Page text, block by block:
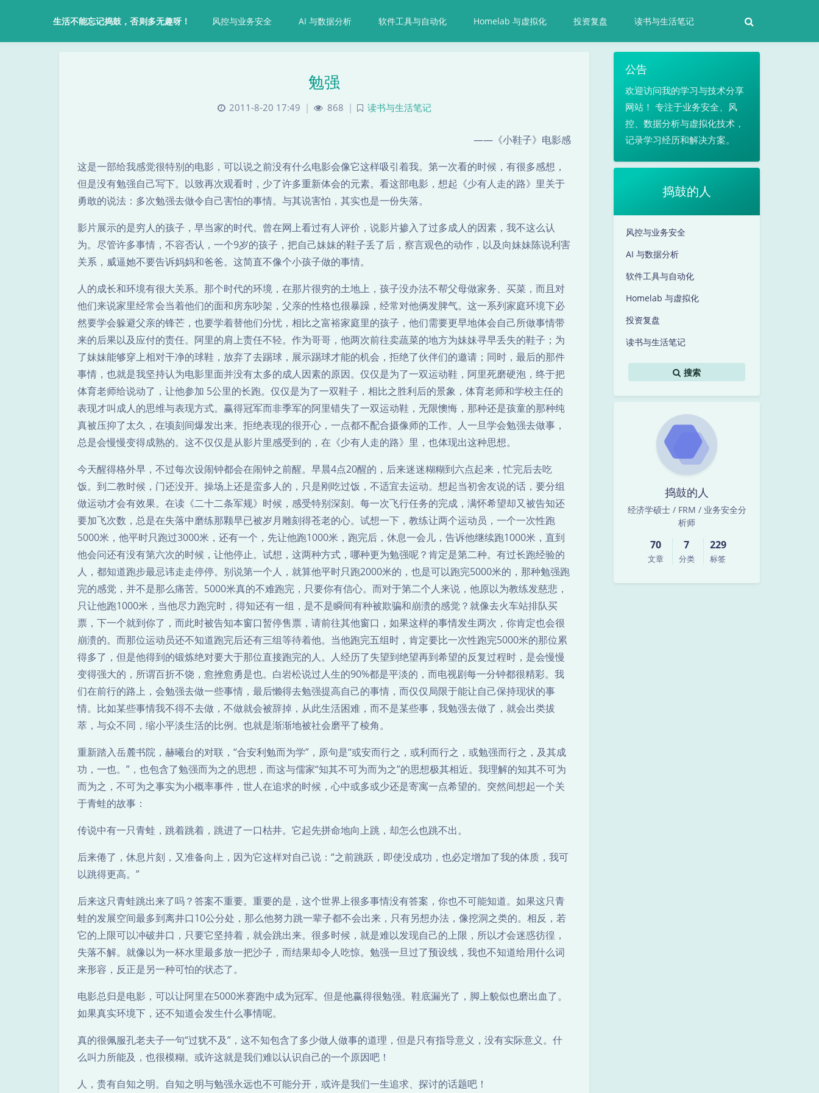
生活不能忘记捣鼓，否则多无趣呀！ 风控与业务安全 AI 与数据分析 软件工具与自动化 Homelab 与虚拟化 投资复盘 读书与生活笔记
公告
欢迎访问我的学习与技术分享
网站！ 专注于业务安全、风
控、数据分析与虚拟化技术，
记录学习经历和解决方案。
捣鼓的人
风控与业务安全
AI 与数据分析
软件工具与自动化
Homelab 与虚拟化
投资复盘
读书与生活笔记
搜索
捣鼓的人
经济学硕士 / FRM / 业务安全分
析师
70
文章
7
分类
229
标签
勉强
2011-8-20 17:49 | 868 | 读书与生活笔记
——《小鞋子》电影感
这是一部给我感觉很特别的电影，可以说之前没有什么电影会像它这样吸引着我。第一次看的时候，有很多感想，
但是没有勉强自己写下。以致再次观看时，少了许多重新体会的元素。看这部电影，想起《少有人走的路》里关于
勇敢的说法：多次勉强去做令自己害怕的事情。与其说害怕，其实也是一份失落。
影片展示的是穷人的孩子，早当家的时代。曾在网上看过有人评价，说影片掺入了过多成人的因素，我不这么认
为。尽管许多事情，不容否认，一个9岁的孩子，把自己妹妹的鞋子丢了后，察言观色的动作，以及向妹妹陈说利害
关系，威逼她不要告诉妈妈和爸爸。这简直不像个小孩子做的事情。
人的成长和环境有很大关系。那个时代的环境，在那片很穷的土地上，孩子没办法不帮父母做家务、买菜，而且对
他们来说家里经常会当着他们的面和房东吵架，父亲的性格也很暴躁，经常对他俩发脾气。这一系列家庭环境下必
然要学会躲避父亲的锋芒，也要学着替他们分忧，相比之富裕家庭里的孩子，他们需要更早地体会自己所做事情带
来的后果以及应付的责任。阿里的肩上责任不轻。作为哥哥，他两次前往卖蔬菜的地方为妹妹寻早丢失的鞋子；为
了妹妹能够穿上相对干净的球鞋，放弃了去踢球，展示踢球才能的机会，拒绝了伙伴们的邀请；同时，最后的那件
事情，也就是我坚持认为电影里面并没有太多的成人因素的原因。仅仅是为了一双运动鞋，阿里死磨硬泡，终于把
体育老师给说动了，让他参加 5公里的长跑。仅仅是为了一双鞋子，相比之胜利后的景象，体育老师和学校主任的
表现才叫成人的思维与表现方式。赢得冠军而非季军的阿里错失了一双运动鞋，无限懊悔，那种还是孩童的那种纯
真被压抑了太久，在顷刻间爆发出来。拒绝表现的很开心，一点都不配合摄像师的工作。人一旦学会勉强去做事，
总是会慢慢变得成熟的。这不仅仅是从影片里感受到的，在《少有人走的路》里，也体现出这种思想。
今天醒得格外早，不过每次设闹钟都会在闹钟之前醒。早晨4点20醒的，后来迷迷糊糊到六点起来，忙完后去吃
饭。到二教时候，门还没开。操场上还是蛮多人的，只是刚吃过饭，不适宜去运动。想起当初舍友说的话，要分组
做运动才会有效果。在读《二十二条军规》时候，感受特别深刻。每一次飞行任务的完成，满怀希望却又被告知还
要加飞次数，总是在失落中磨练那颗早已被岁月雕刻得苍老的心。试想一下，教练让两个运动员，一个一次性跑
5000米，他平时只跑过3000米，还有一个，先让他跑1000米，跑完后，休息一会儿，告诉他继续跑1000米，直到
他会问还有没有第六次的时候，让他停止。试想，这两种方式，哪种更为勉强呢？肯定是第二种。有过长跑经验的
人，都知道跑步最忌讳走走停停。别说第一个人，就算他平时只跑2000米的，也是可以跑完5000米的，那种勉强跑
完的感觉，并不是那么痛苦。5000米真的不难跑完，只要你有信心。而对于第二个人来说，他原以为教练发慈悲，
只让他跑1000米，当他尽力跑完时，得知还有一组，是不是瞬间有种被欺骗和崩溃的感觉？就像去火车站排队买
票，下一个就到你了，而此时被告知本窗口暂停售票，请前往其他窗口，如果这样的事情发生两次，你肯定也会很
崩溃的。而那位运动员还不知道跑完后还有三组等待着他。当他跑完五组时，肯定要比一次性跑完5000米的那位累
得多了，但是他得到的锻炼绝对要大于那位直接跑完的人。人经历了失望到绝望再到希望的反复过程时，是会慢慢
变得强大的，所谓百折不饶，愈挫愈勇是也。白岩松说过人生的90%都是平淡的，而电视剧每一分钟都很精彩。我
们在前行的路上，会勉强去做一些事情，最后懒得去勉强提高自己的事情，而仅仅局限于能让自己保持现状的事
情。比如某些事情我不得不去做，不做就会被辞掉，从此生活困难，而不是某些事，我勉强去做了，就会出类拔
萃，与众不同，缩小平淡生活的比例。也就是渐渐地被社会磨平了棱角。
重新踏入岳麓书院，赫曦台的对联，“合安利勉而为学”，原句是“或安而行之，或利而行之，或勉强而行之，及其成
功，一也。”，也包含了勉强而为之的思想，而这与儒家“知其不可为而为之”的思想极其相近。我理解的知其不可为
而为之，不可为之事实为小概率事件，世人在追求的时候，心中或多或少还是寄寓一点希望的。突然间想起一个关
于青蛙的故事：
传说中有一只青蛙，跳着跳着，跳进了一口枯井。它起先拼命地向上跳，却怎么也跳不出。
后来倦了，休息片刻，又准备向上，因为它这样对自己说：“之前跳跃，即使没成功，也必定增加了我的体质，我可
以跳得更高。”
后来这只青蛙跳出来了吗？答案不重要。重要的是，这个世界上很多事情没有答案，你也不可能知道。如果这只青
蛙的发展空间最多到离井口10公分处，那么他努力跳一辈子都不会出来，只有另想办法，像挖洞之类的。相反，若
它的上限可以冲破井口，只要它坚持着，就会跳出来。很多时候，就是难以发现自己的上限，所以才会迷惑彷徨，
失落不解。就像以为一杯水里最多放一把沙子，而结果却令人吃惊。勉强一旦过了预设线，我也不知道给用什么词
来形容，反正是另一种可怕的状态了。
电影总归是电影，可以让阿里在5000米赛跑中成为冠军。但是他赢得很勉强。鞋底漏光了，脚上貌似也磨出血了。
如果真实环境下，还不知道会发生什么事情呢。
真的很佩服孔老夫子一句“过犹不及”，这不知包含了多少做人做事的道理，但是只有指导意义，没有实际意义。什
么叫力所能及，也很模糊。或许这就是我们难以认识自己的一个原因吧！
人，贵有自知之明。自知之明与勉强永远也不可能分开，或许是我们一生追求、探讨的话题吧！